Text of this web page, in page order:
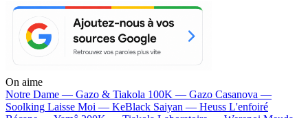
On aime
Notre Dame — Gazo & Tiakola 100K — Gazo Casanova —
Soolking Laisse Moi — KeBlack Saiyan — Heuss L'enfoiré